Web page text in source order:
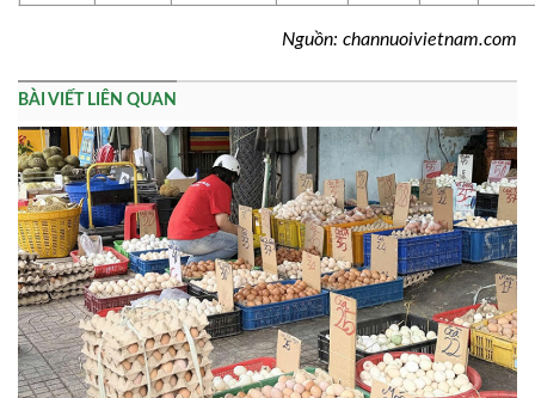
Nguồn: channuoivietnam.com
BÀI VIẾT LIÊN QUAN